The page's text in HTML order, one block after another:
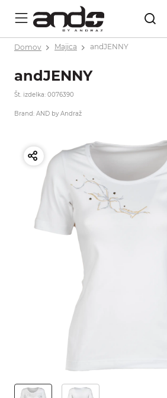
Domov Majica andJENNY
andJENNY
Št. izdelka: 0076390
Brand: AND by Andraž